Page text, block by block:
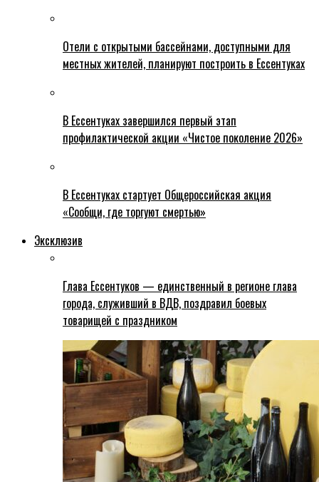
Отели с открытыми бассейнами, доступными для
местных жителей, планируют построить в Ессентуках
В Ессентуках завершился первый этап
профилактической акции «Чистое поколение 2026»
В Ессентуках стартует Общероссийская акция
«Сообщи, где торгуют смертью»
Эксклюзив
Глава Ессентуков — единственный в регионе глава
города, служивший в ВДВ, поздравил боевых
товарищей с праздником